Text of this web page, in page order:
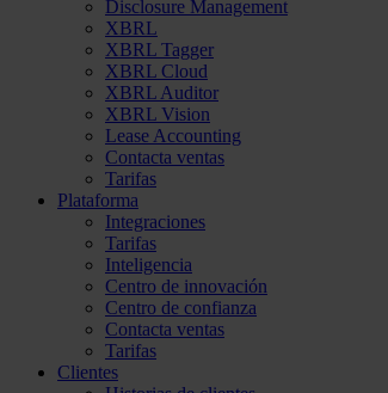
Disclosure Management
XBRL
XBRL Tagger
XBRL Cloud
XBRL Auditor
XBRL Vision
Lease Accounting
Contacta ventas
Tarifas
Plataforma
Integraciones
Tarifas
Inteligencia
Centro de innovación
Centro de confianza
Contacta ventas
Tarifas
Clientes